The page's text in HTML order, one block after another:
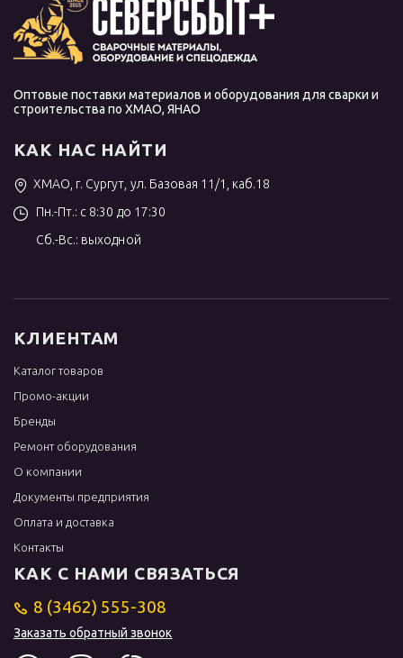
Оптовые поставки материалов и оборудования для сварки и
строительства по ХМАО, ЯНАО
КАК НАС НАЙТИ
ХМАО, г. Сургут, ул. Базовая 11/1, каб.18
Пн.-Пт.: с 8:30 до 17:30
Сб.-Вс.: выходной
КЛИЕНТАМ
Каталог товаров
Промо-акции
Бренды
Ремонт оборудования
О компании
Документы предприятия
Оплата и доставка
Контакты
КАК С НАМИ СВЯЗАТЬСЯ
8 (3462) 555-308
Заказать обратный звонок